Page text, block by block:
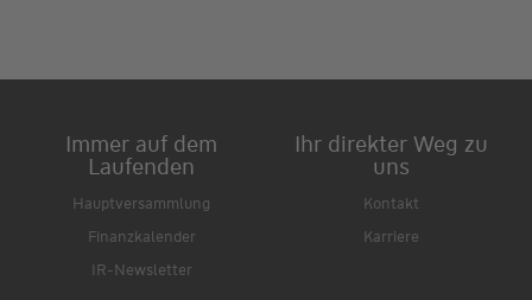
Immer auf dem
Laufenden
Hauptversammlung
Finanzkalender
IR-Newsletter
Ihr direkter Weg zu
uns
Kontakt
Karriere